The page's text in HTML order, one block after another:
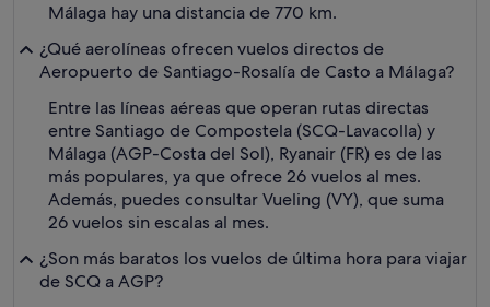
Málaga hay una distancia de 770 km.
¿Qué aerolíneas ofrecen vuelos directos de
Aeropuerto de Santiago-Rosalía de Casto a Málaga?
Entre las líneas aéreas que operan rutas directas
entre Santiago de Compostela (SCQ-Lavacolla) y
Málaga (AGP-Costa del Sol), Ryanair (FR) es de las
más populares, ya que ofrece 26 vuelos al mes.
Además, puedes consultar Vueling (VY), que suma
26 vuelos sin escalas al mes.
¿Son más baratos los vuelos de última hora para viajar
de SCQ a AGP?